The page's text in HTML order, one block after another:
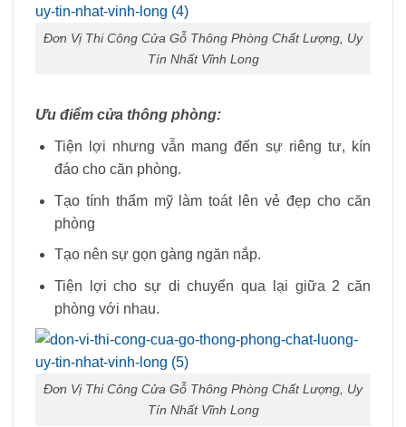
Đơn Vị Thi Công Cửa Gỗ Thông Phòng Chất Lượng, Uy
Tín Nhất Vĩnh Long
Ưu điểm cửa thông phòng:
Tiện lợi nhưng vẫn mang đến sự riêng tư, kín
đáo cho căn phòng.
Tạo tính thẩm mỹ làm toát lên vẻ đẹp cho căn
phòng
Tạo nên sự gọn gàng ngăn nắp.
Tiện lợi cho sự di chuyển qua lại giữa 2 căn
phòng với nhau.
Đơn Vị Thi Công Cửa Gỗ Thông Phòng Chất Lượng, Uy
Tín Nhất Vĩnh Long